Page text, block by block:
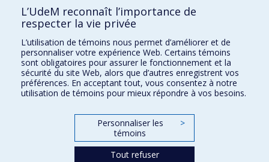
Plan du site
Accessibilité
Gabarits et image de marque
Agenda FMV & calendrier académique
La Faculté de médecine vétérinaire de l'Université de Montréal détient
l'agrément complet de l'AVMAet est membre de l'AAVMC.
L’UdeM reconnaît l’importance de
respecter la vie privée
L’utilisation de témoins nous permet d’améliorer et de
personnaliser votre expérience Web. Certains témoins
sont obligatoires pour assurer le fonctionnement et la
sécurité du site Web, alors que d’autres enregistrent vos
préférences. En acceptant tout, vous consentez à notre
utilisation de témoins pour mieux répondre à vos besoins.
Personnaliser les
témoins
>
Tout refuser